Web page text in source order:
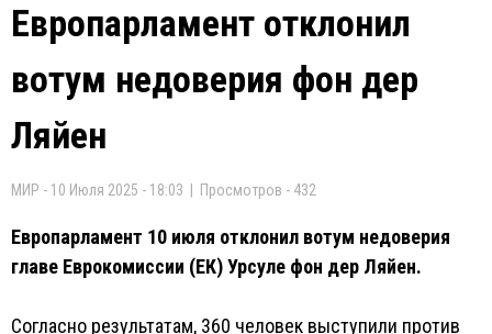
Европарламент отклонил
вотум недоверия фон дер
Ляйен
МИР - 10 Июля 2025 - 18:03 | Просмотров - 432
Европарламент 10 июля отклонил вотум недоверия
главе Еврокомиссии (ЕК) Урсуле фон дер Ляйен.
Согласно результатам, 360 человек выступили против